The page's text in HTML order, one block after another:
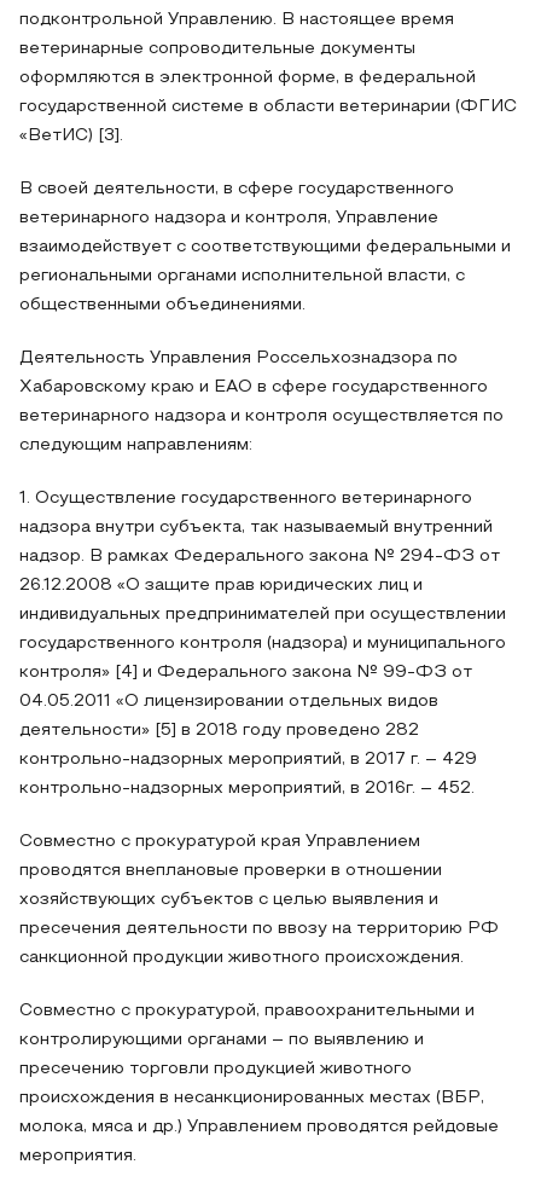
подконтрольной Управлению. В настоящее время
ветеринарные сопроводительные документы
оформляются в электронной форме, в федеральной
государственной системе в области ветеринарии (ФГИС
«ВетИС) [3].
В своей деятельности, в сфере государственного
ветеринарного надзора и контроля, Управление
взаимодействует с соответствующими федеральными и
региональными органами исполнительной власти, с
общественными объединениями.
Деятельность Управления Россельхознадзора по
Хабаровскому краю и ЕАО в сфере государственного
ветеринарного надзора и контроля осуществляется по
следующим направлениям:
1. Осуществление государственного ветеринарного
надзора внутри субъекта, так называемый внутренний
надзор. В рамках Федерального закона № 294-ФЗ от
26.12.2008 «О защите прав юридических лиц и
индивидуальных предпринимателей при осуществлении
государственного контроля (надзора) и муниципального
контроля» [4] и Федерального закона № 99-ФЗ от
04.05.2011 «О лицензировании отдельных видов
деятельности» [5] в 2018 году проведено 282
контрольно-надзорных мероприятий, в 2017 г. – 429
контрольно-надзорных мероприятий, в 2016г. – 452.
Совместно с прокуратурой края Управлением
проводятся внеплановые проверки в отношении
хозяйствующих субъектов с целью выявления и
пресечения деятельности по ввозу на территорию РФ
санкционной продукции животного происхождения.
Совместно с прокуратурой, правоохранительными и
контролирующими органами – по выявлению и
пресечению торговли продукцией животного
происхождения в несанкционированных местах (ВБР,
молока, мяса и др.) Управлением проводятся рейдовые
мероприятия.